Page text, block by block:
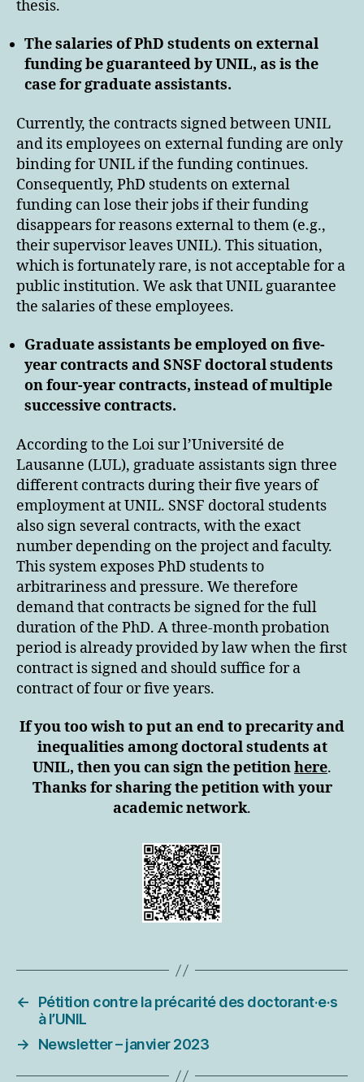
thesis.
The salaries of PhD students on external
funding be guaranteed by UNIL, as is the
case for graduate assistants.
Currently, the contracts signed between UNIL
and its employees on external funding are only
binding for UNIL if the funding continues.
Consequently, PhD students on external
funding can lose their jobs if their funding
disappears for reasons external to them (e.g.,
their supervisor leaves UNIL). This situation,
which is fortunately rare, is not acceptable for a
public institution. We ask that UNIL guarantee
the salaries of these employees.
Graduate assistants be employed on five-
year contracts and SNSF doctoral students
on four-year contracts, instead of multiple
successive contracts.
According to the Loi sur l’Université de
Lausanne (LUL), graduate assistants sign three
different contracts during their five years of
employment at UNIL. SNSF doctoral students
also sign several contracts, with the exact
number depending on the project and faculty.
This system exposes PhD students to
arbitrariness and pressure. We therefore
demand that contracts be signed for the full
duration of the PhD. A three-month probation
period is already provided by law when the first
contract is signed and should suffice for a
contract of four or five years.
If you too wish to put an end to precarity and
inequalities among doctoral students at
UNIL, then you can sign the petitionhere.
Thanks for sharing the petition with your
academic network.
←
Pétition contre la précarité des doctorant·e·s
à l’UNIL
→
Newsletter – janvier 2023